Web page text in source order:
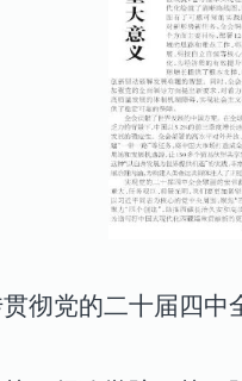
彻党的二十届四中